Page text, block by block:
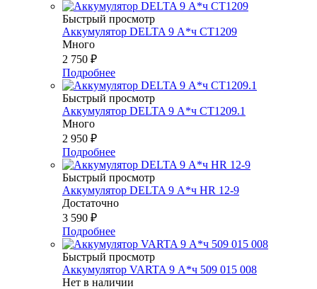
Быстрый просмотр
Аккумулятор DELTA 9 А*ч СТ1209
Много
2 750 ₽
Подробнее
Быстрый просмотр
Аккумулятор DELTA 9 А*ч СТ1209.1
Много
2 950 ₽
Подробнее
Быстрый просмотр
Аккумулятор DELTA 9 А*ч HR 12-9
Достаточно
3 590 ₽
Подробнее
Быстрый просмотр
Аккумулятор VARTA 9 А*ч 509 015 008
Нет в наличии